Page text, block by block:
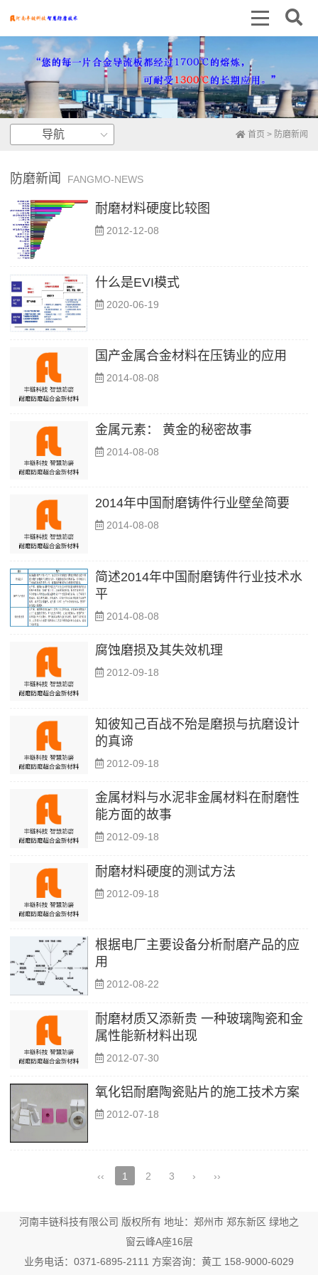
导航 首页 > 防磨新闻
防磨新闻 FANGMO-NEWS
耐磨材料硬度比较图
2012-12-08
什么是EVI模式
2020-06-19
国产金属合金材料在压铸业的应用
2014-08-08
金属元素： 黄金的秘密故事
2014-08-08
2014年中国耐磨铸件行业壁垒简要
2014-08-08
简述2014年中国耐磨铸件行业技术水
平
2014-08-08
腐蚀磨损及其失效机理
2012-09-18
知彼知己百战不殆是磨损与抗磨设计
的真谛
2012-09-18
金属材料与水泥非金属材料在耐磨性
能方面的故事
2012-09-18
耐磨材料硬度的测试方法
2012-09-18
根据电厂主要设备分析耐磨产品的应
用
2012-08-22
耐磨材质又添新贵 一种玻璃陶瓷和金
属性能新材料出现
2012-07-30
氧化铝耐磨陶瓷贴片的施工技术方案
2012-07-18
‹‹ 1 2 3 › ››
河南丰链科技有限公司 版权所有 地址：郑州市 郑东新区 绿地之
窗云峰A座16层
业务电话：0371-6895-2111 方案咨询：黄工 158-9000-6029